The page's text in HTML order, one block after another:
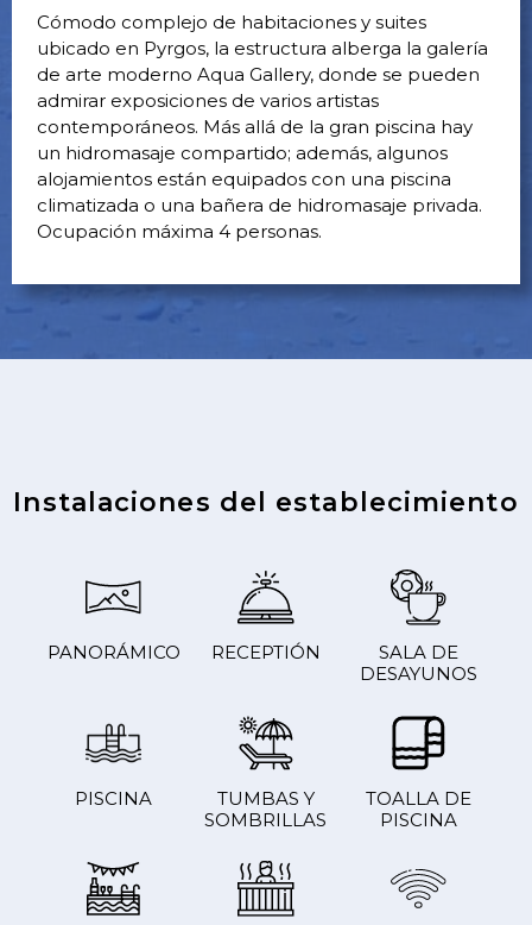
Cómodo complejo de habitaciones y suites
ubicado en Pyrgos, la estructura alberga la galería
de arte moderno Aqua Gallery, donde se pueden
admirar exposiciones de varios artistas
contemporáneos. Más allá de la gran piscina hay
un hidromasaje compartido; además, algunos
alojamientos están equipados con una piscina
climatizada o una bañera de hidromasaje privada.
Ocupación máxima 4 personas.
Instalaciones del establecimiento
PANORÁMICO RECEPTIÓN
SALA DE
DESAYUNOS
PISCINA
TUMBAS Y
SOMBRILLAS
TOALLA DE
PISCINA